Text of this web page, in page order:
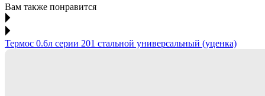
Вам также понравится
Термос 0.6л серии 201 стальной универсальный (уценка)